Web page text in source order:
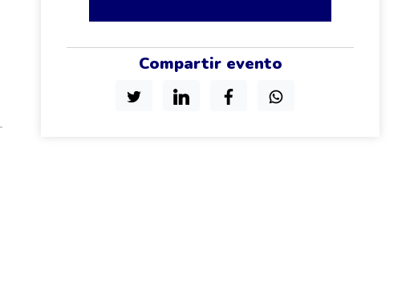
Compartir evento